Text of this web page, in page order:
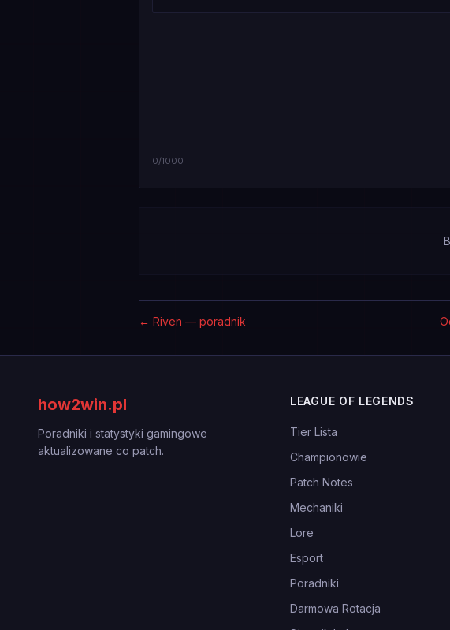
0/1000
← Riven — poradnik
how2win.pl
Poradniki i statystyki gamingowe
aktualizowane co patch.
LEAGUE OF LEGENDS
Tier Lista
Championowie
Patch Notes
Mechaniki
Lore
Esport
Poradniki
Darmowa Rotacja